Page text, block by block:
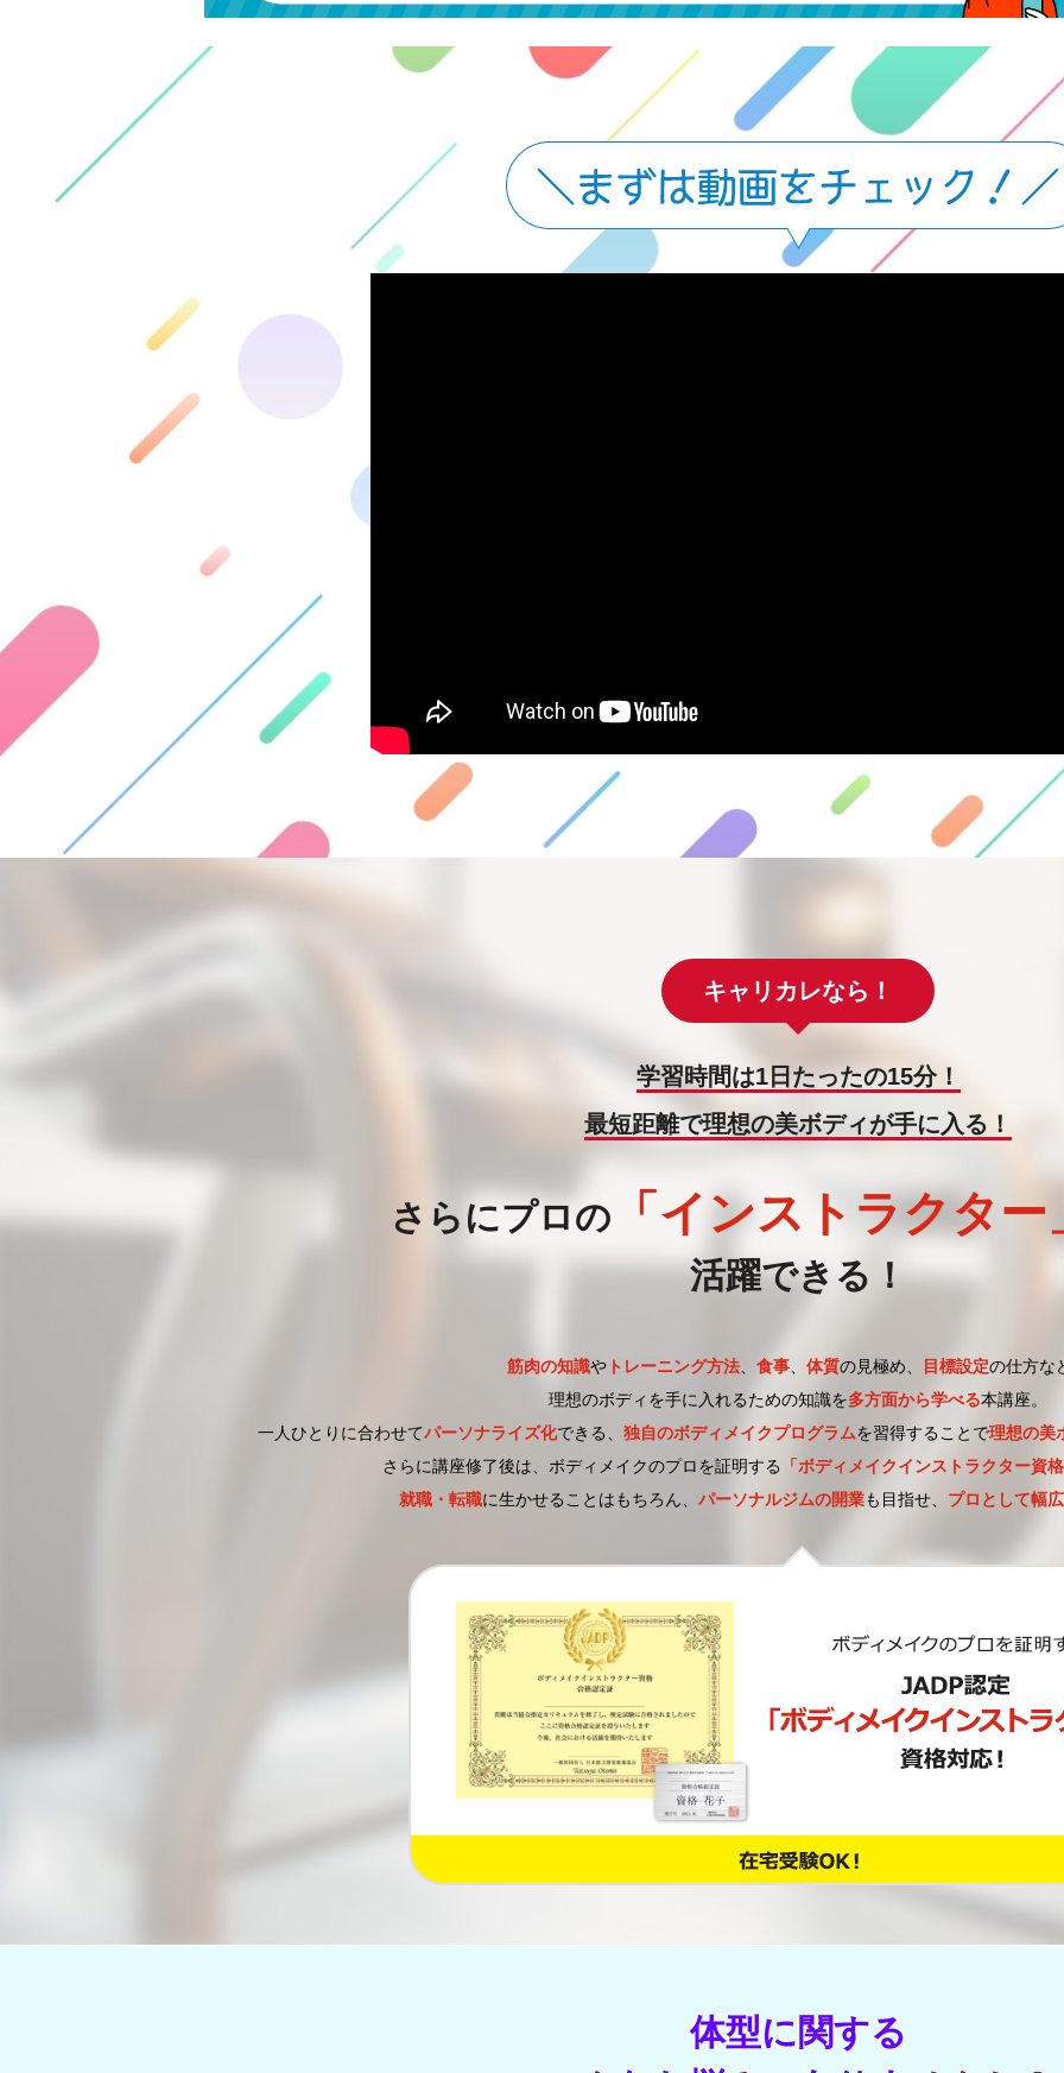
キャリカレなら！
学習時間は1日たったの15分！
最短距離で理想の美ボディが手に入る！
さらにプロの 「インストラクター
活躍できる！
筋肉の知識や トレーニング方法 食事 体質の見極め、 目標設定の仕方な
理想のボディを手に入れるための知識を多方面から学べる本講座。
一人ひとりに合わせてパーソナライズ化できる、 独自のボディメイクプログラムを習得することで理想の美
さらに講座修了後は、ボディメイクのプロを証明する 「ボディメイクインストラクター資
就職・転職に生かせることはもちろん、 パーソナルジムの開業も目指せ、 プロとして幅
体型に関する